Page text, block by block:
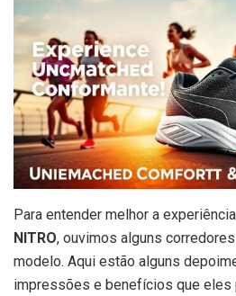
Para entender melhor a
NITRO, ouvimos alguns
modelo. Aqui estão alguns
impressões e benefícios que eles